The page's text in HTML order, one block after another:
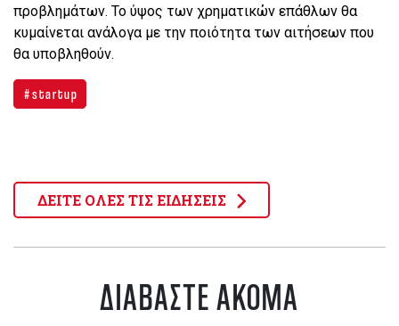
προβλημάτων. Το ύψος των χρηματικών επάθλων θα
κυμαίνεται ανάλογα με την ποιότητα των αιτήσεων που
θα υποβληθούν.
startup
ΔΕΙΤΕ ΟΛΕΣ ΤΙΣ ΕΙΔΗΣΕΙΣ
ΔΙΑΒΑΣΤΕ ΑΚΟΜΑ